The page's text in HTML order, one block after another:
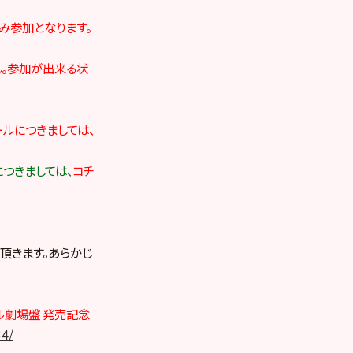
参加となります。
参加が出来る状
につきましては、
きましては、コチ
ます。あらかじ
劇場盤 発売記念